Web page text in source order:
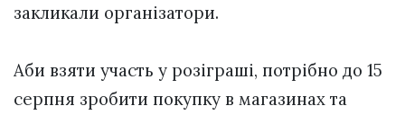
закликали організатори.
Аби взяти участь у розіграші, потрібно до 15
серпня зробити покупку в магазинах та